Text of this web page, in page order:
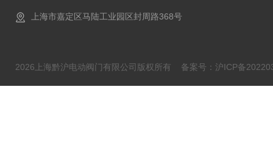
上海市嘉定区马陆工业园区封周路368号
2026上海黔沪电动阀门有限公司版权所有 备案号：沪ICP备